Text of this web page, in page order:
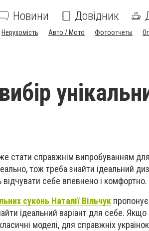
Новини Довідник
Нерухомість Авто / Мото Фотоотчеты
стати справжнім випробуванням
тож треба знайти ідеальний
відчувати себе впевнено і комфортно.
суконь Наталії Вільчук пропонує
ідеальний варіант для себе. Якщо
моделі, для справжніх